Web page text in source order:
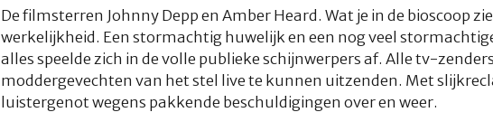
De filmsterren Johnny Depp en Amber Heard. Wat je in de bioscoop
werkelijkheid. Een stormachtig huwelijk en een nog veel
alles speelde zich in de volle publieke schijnwerpers af. Alle tv-
moddergevechten van het stel live te kunnen uitzenden. Met
luistergenot wegens pakkende beschuldigingen over en weer.